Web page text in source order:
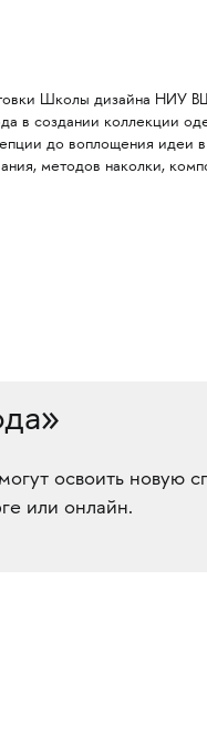
Школы дизайна НИУ
в создании коллекции
до воплощения идеи
методов наколки,
освоить новую
или онлайн.